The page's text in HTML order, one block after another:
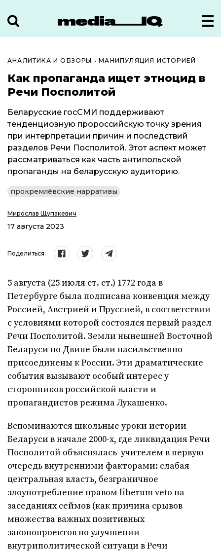
АНАЛИТИКА И ОБЗОРЫ •МАНИПУЛЯЦИЯ ИСТОРИЕЙ
Как пропаганда ищет этноцид в
Речи Посполитой
Беларусские госСМИ поддерживают
тенденциозную пророссийскую точку зрения
при интерпретации причин и последствий
разделов Речи Посполитой. Этот аспект может
рассматриваться как часть антипольской
пропаганды на беларусскую аудиторию.
прокремлёвские нарративы
Мирослав Щупакевич
17 августа 2023
Поделиться:
5 августа (25 июля ст. ст.) 1772 года в
Петербурге была подписана конвенция между
Россией, Австрией и Пруссией, в соответствии
с условиями которой состоялся первый раздел
Речи Посполитой. Земли нынешней Восточной
Беларуси по Двине были насильственно
присоединены к России. Эти драматические
события вызывают особый интерес у
сторонников российской власти и
пропагандистов режима Лукашенко.
Вспоминаются школьные уроки истории
Беларуси в начале 2000-х, где ликвидация Речи
Посполитой объяснялась учителем в первую
очередь внутренними факторами: слабая
центральная власть, безграничное
злоупотребление правом liberum veto на
заседаниях сеймов (как причина срывов
множества важных позитивных
законопроектов по улучшении
внутриполитической ситуаци в Речи